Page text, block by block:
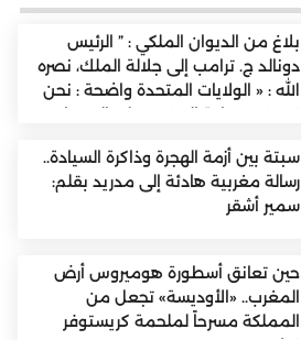
بلاغ من الديوان الملكي : ” الرئيس
دونالد ج. ترامب إلى جلالة الملك، نصره
الله : « الولايات المتحدة واضحة : نحن
نعترف بسيادة المغرب على الصحراء
الذاتي الجاد، وذي المصداقية والواقعي
باعتباره الأساس الوحيد للتوصل إلى
حل».
سبتة بين أزمة الهجرة وذاكرة السيادة..
رسالة مغربية هادئة إلى مدريد بقلم:
سمير أشقر
حين تعانق أسطورة هوميروس أرض
المغرب.. «الأوديسة» تجعل من
المملكة مسرحاً لملحمة كريستوفر